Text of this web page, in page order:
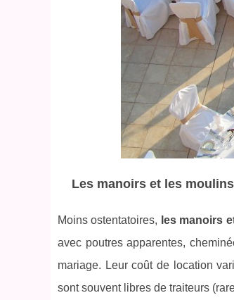
Les manoirs et les moulins
Moins ostentatoires, les manoirs
avec poutres apparentes,
mariage. Leur coût de location
sont souvent libres de traiteurs